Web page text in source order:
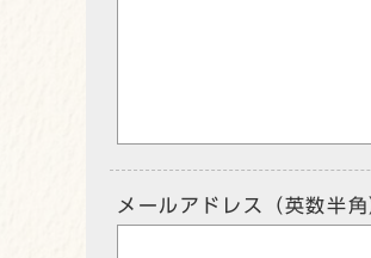
メールアドレス（英数半